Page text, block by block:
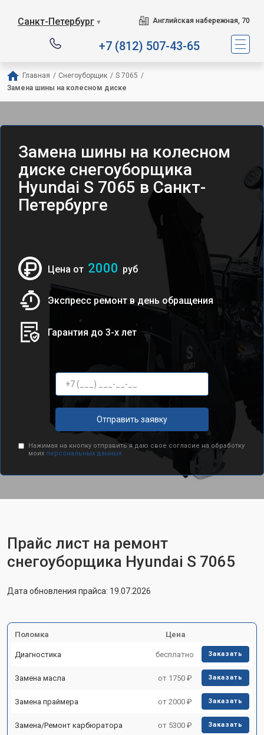
Санкт-Петербург ▼ Английская набережная, 70
+7 (812) 507-43-65
Главная / Снегоуборщик / S 7065 /
Замена шины на колесном диске
Замена шины на колесном
диске снегоуборщика
Hyundai S 7065 в Санкт-
Петербурге
Цена от 2000 руб
Экспресс ремонт в день обращения
Гарантия до 3-х лет
Отправить заявку
Нажимая на кнопку отправить я даю свое согласие на обработку
моих персональных данных.
Прайс лист на ремонт
снегоуборщика Hyundai S 7065
Дата обновления прайса: 19.07.2026
Поломка Цена
Диагностика бесплатно Заказать
Замена масла от 1750 ₽ Заказать
Замена праймера от 2000 ₽ Заказать
Замена/Pемонт карбюратора от 5300 ₽ Заказать